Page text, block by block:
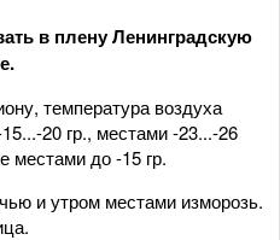
в плену Ленинградскую
температура воздуха
20 гр., местами -23...-26
местами до -15 гр.
и утром местами изморозь.